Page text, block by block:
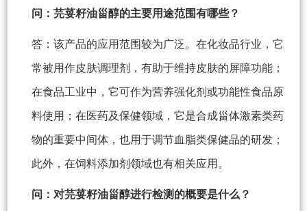
问：芫荽籽油甾醇的主要用途范围有哪些？
答：该产品的应用范围较为广泛。在化妆品行业，它
常被用作皮肤调理剂，有助于维持皮肤的屏障功能；
在食品工业中，它可作为营养强化剂或功能性食品原
料使用；在医药及保健领域，它是合成甾体激素类药
物的重要中间体，也用于调节血脂类保健品的研发；
此外，在饲料添加剂领域也有相关应用。
问：对芫荽籽油甾醇进行检测的概要是什么？